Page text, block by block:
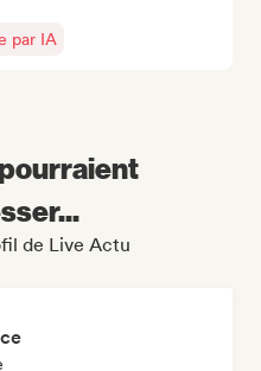
par IA
de Live Actu